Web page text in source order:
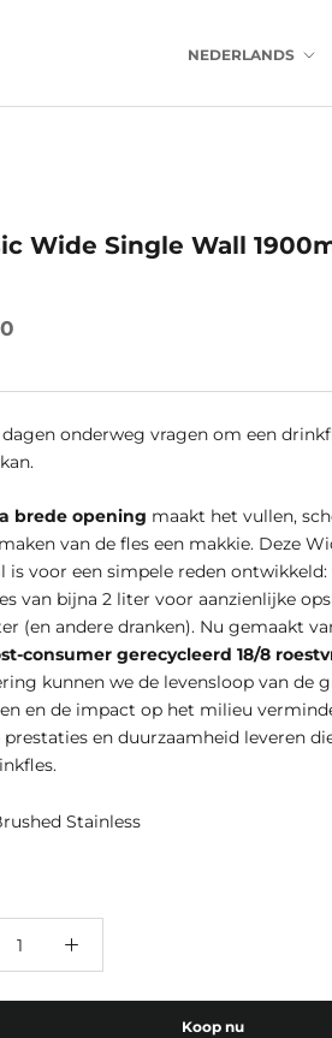
Taal
NEDERLANDS
Wide Single Wall
onderweg vragen om een
brede opening maakt het vullen,
van de fles een makkie. Deze
is voor een simpele reden
van bijna 2 liter voor aanzienlijke
(en andere dranken). Nu gemaakt
consumer gerecycleerd 18/8
kunnen we de levensloop van de
en de impact op het milieu
en duurzaamheid leveren
Stainless
Koop nu